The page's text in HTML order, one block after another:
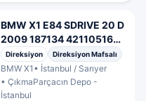
BMW X1 E84 SDRIVE 20 D
2009 187134 4211051657
direksiyon mavsalı OEM
187134
Direksiyon Direksiyon Mafsalı
BMW X1 • İstanbul / Sarıyer
• ÇıkmaParçacın Depo -
İstanbul